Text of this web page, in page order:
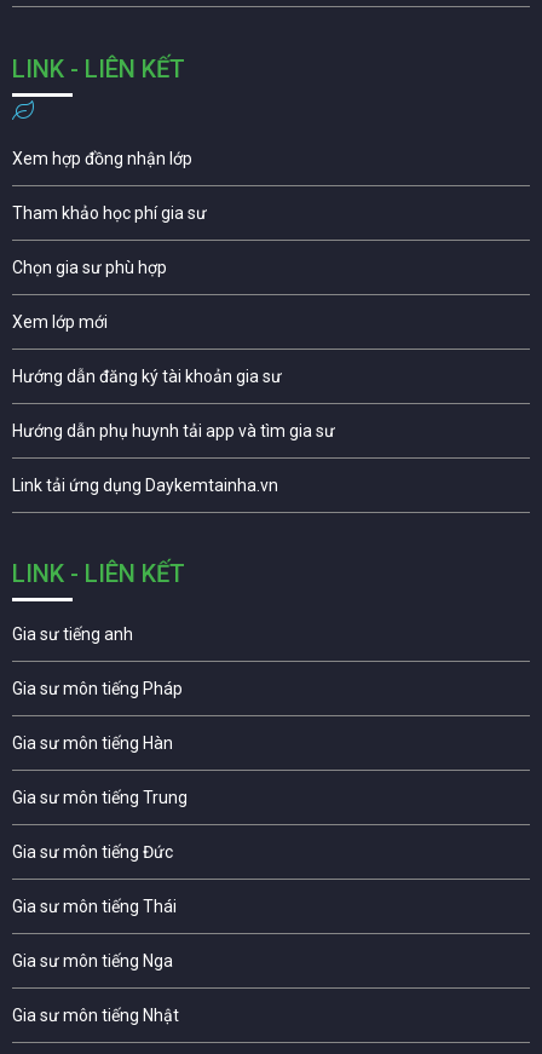
LINK - LIÊN KẾT
Xem hợp đồng nhận lớp
Tham khảo học phí gia sư
Chọn gia sư phù hợp
Xem lớp mới
Hướng dẫn đăng ký tài khoản gia sư
Hướng dẫn phụ huynh tải app và tìm gia sư
Link tải ứng dụng Daykemtainha.vn
LINK - LIÊN KẾT
Gia sư tiếng anh
Gia sư môn tiếng Pháp
Gia sư môn tiếng Hàn
Gia sư môn tiếng Trung
Gia sư môn tiếng Đức
Gia sư môn tiếng Thái
Gia sư môn tiếng Nga
Gia sư môn tiếng Nhật